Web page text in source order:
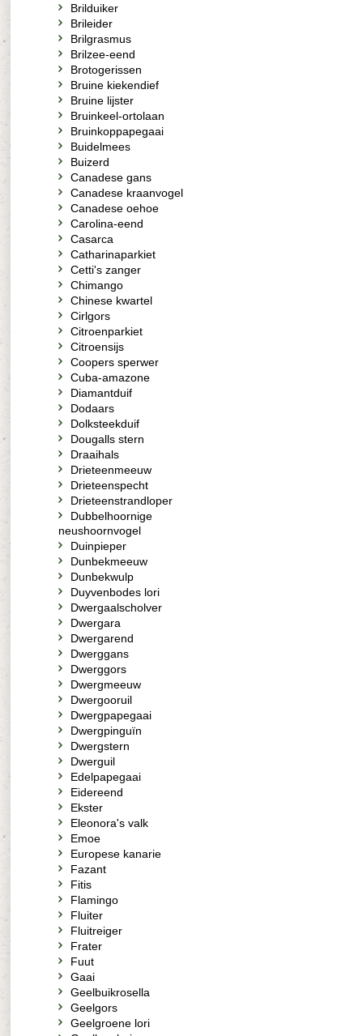
Brilduiker
Brileider
Brilgrasmus
Brilzee-eend
Brotogerissen
Bruine kiekendief
Bruine lijster
Bruinkeel-ortolaan
Bruinkoppapegaai
Buidelmees
Buizerd
Canadese gans
Canadese kraanvogel
Canadese oehoe
Carolina-eend
Casarca
Catharinaparkiet
Cetti's zanger
Chimango
Chinese kwartel
Cirlgors
Citroenparkiet
Citroensijs
Coopers sperwer
Cuba-amazone
Diamantduif
Dodaars
Dolksteekduif
Dougalls stern
Draaihals
Drieteenmeeuw
Drieteenspecht
Drieteenstrandloper
Dubbelhoornige
neushoornvogel
Duinpieper
Dunbekmeeuw
Dunbekwulp
Duyvenbodes lori
Dwergaalscholver
Dwergara
Dwergarend
Dwerggans
Dwerggors
Dwergmeeuw
Dwergooruil
Dwergpapegaai
Dwergpinguïn
Dwergstern
Dwerguil
Edelpapegaai
Eidereend
Ekster
Eleonora's valk
Emoe
Europese kanarie
Fazant
Fitis
Flamingo
Fluiter
Fluitreiger
Frater
Fuut
Gaai
Geelbuikrosella
Geelgors
Geelgroene lori